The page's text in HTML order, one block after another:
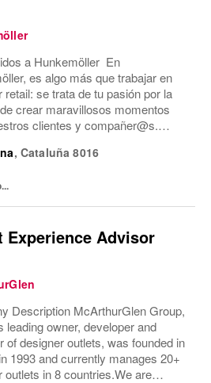
a Hunkemöller En
es algo más que trabajar en
retail: se trata de tu pasión por la
crear maravillosos momentos
clientes y compañer@s.
en el que todos se sienten
, Cataluña 8016
Experience Advisor
Description McArthurGlen Group,
leading owner, developer and
of designer outlets, was founded in
1993 and currently manages 20+
outlets in 8 countries.We are